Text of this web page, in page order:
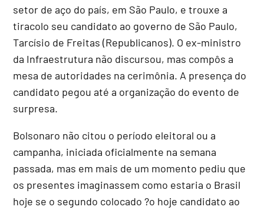
setor de aço do país, em São Paulo, e trouxe a
tiracolo seu candidato ao governo de São Paulo,
Tarcísio de Freitas (Republicanos). O ex-ministro
da Infraestrutura não discursou, mas compôs a
mesa de autoridades na cerimônia. A presença do
candidato pegou até a organização do evento de
surpresa.
Bolsonaro não citou o período eleitoral ou a
campanha, iniciada oficialmente na semana
passada, mas em mais de um momento pediu que
os presentes imaginassem como estaria o Brasil
hoje se o segundo colocado ?o hoje candidato ao